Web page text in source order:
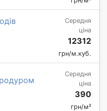
Середня
ціна
12312
грн/м.куб.
Середня
ціна
390
грн/м²